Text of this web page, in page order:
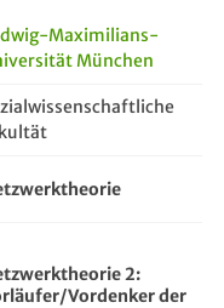
Maximilians-
München
2:
Vordenker der